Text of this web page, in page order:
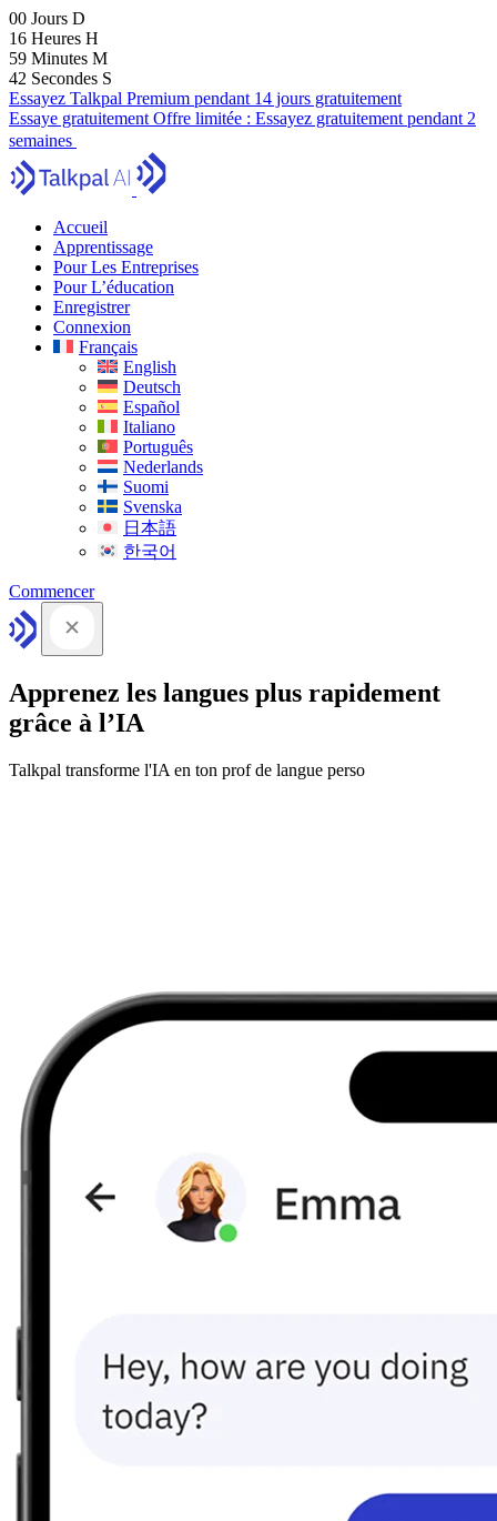
00 Jours D
16 Heures H
59 Minutes M
40 Secondes S
Essayez Talkpal Premium pendant 14 jours gratuitement
Essaye gratuitement Offre limitée : Essayez gratuitement pendant 2
semaines
Accueil
Apprentissage
Pour Les Entreprises
Pour L’éducation
Enregistrer
Connexion
Français
English
Deutsch
Español
Italiano
Português
Nederlands
Suomi
Svenska
日本語
한국어
Commencer
Apprenez les langues plus rapidement
grâce à l’IA
Talkpal transforme l'IA en ton prof de langue perso